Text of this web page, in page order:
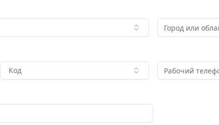
Код